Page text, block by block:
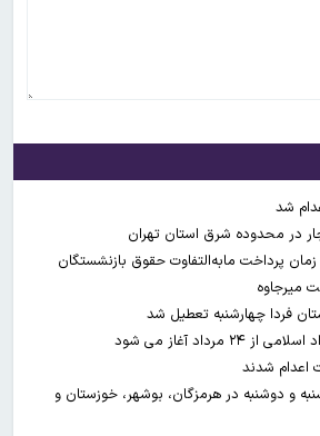
شد
در محدوده شرق استان تهران
پرداخت مابه‌التفاوت حقوق بازنشستگان
میرجاوه
فردا چهارشنبه تعطیل شد
مرداد آغاز می شود
اعدام شدند
و دوشنبه در هرمزگان، بوشهر، خوزستان و